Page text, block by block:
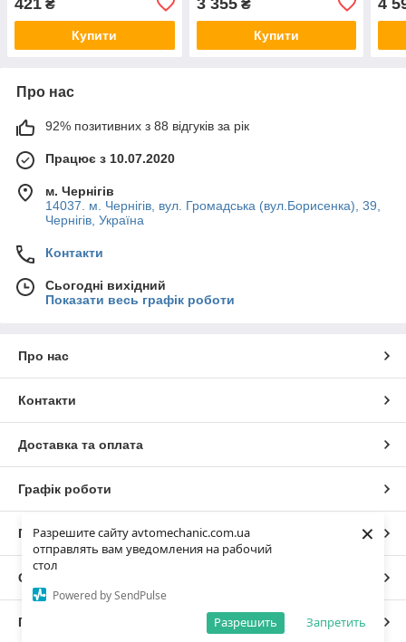
Разрешите сайту avtomechanic.com.ua
отправлять вам уведомления на рабочий
стол
Powered by SendPulse
Запретить
Разрешить
×
₴
Купити
₴
Купити
Про нас
92% позитивних з 88 відгуків за рік
Працює з 10.07.2020
м. Чернігів
14037. м. Чернігів, вул. Громадська (вул.Борисенка), 39,
Чернігів, Україна
Контакти
Сьогодні вихідний
Показати весь графік роботи
Про нас
Контакти
Доставка та оплата
Графік роботи
Повна версія сайту
Сайт створено на маркетплейсі
Політика конфіденційності